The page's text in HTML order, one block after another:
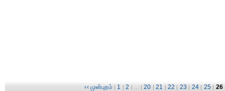
‹‹ முன்புறம் | 1 | 2 | ... | 20 | 21 | 22 | 23 | 24 | 25 | 26